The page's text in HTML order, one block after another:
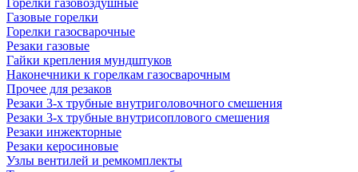
Горелки газовоздушные
Газовые горелки
Горелки газосварочные
Резаки газовые
Гайки крепления мундштуков
Наконечники к горелкам газосварочным
Прочее для резаков
Резаки 3-х трубные внутриголовочного смешения
Резаки 3-х трубные внутрисоплового смешения
Резаки инжекторные
Резаки керосиновые
Узлы вентилей и ремкомплекты